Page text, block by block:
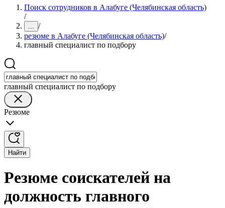
Поиск сотрудников в Алабуге (Челябинская область)
/
... /
резюме в Алабуге (Челябинская область)/
главный специалист по подбору
главный специалист по подбору
Резюме
Найти
Резюме соискателей на
должность главного